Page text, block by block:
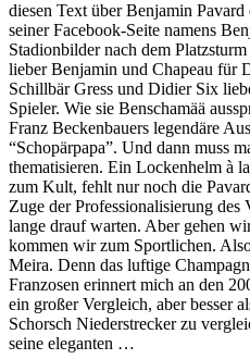
diesen Text über Benjamin
seiner Facebook-Seite namens
Stadionbilder nach dem
lieber Benjamin und Chapeau für
Schillbär Gress und Didier Six
Spieler. Wie sie Benschamää
Franz Beckenbauers legendäre
“Schopärpapa”. Und dann muss
thematisieren. Ein Lockenhelm à
zum Kult, fehlt nur noch die
Zuge der Professionalisierung
lange drauf warten. Aber gehen
kommen wir zum Sportlichen.
Meira. Denn das luftige
Franzosen erinnert mich an den
ein großer Vergleich, aber besser
Schorsch Niederstrecker zu
seine eleganten …